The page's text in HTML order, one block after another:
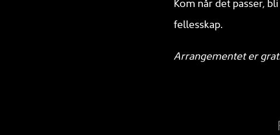
Kom når det passer,
fellesskap.
Arrangementet er